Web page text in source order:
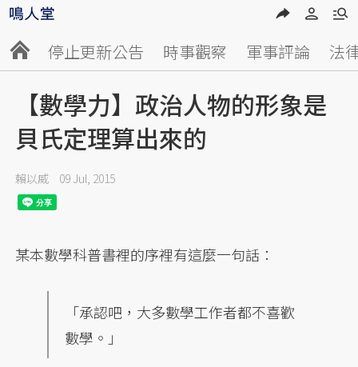
停止更新公告 時事觀察 軍事評論 法
【數學力】政治人物的形象是
貝氏定理算出來的
賴以威 09 Jul, 2015
某本數學科普書裡的序裡有這麼一句話：
「承認吧，大多數學工作者都不喜歡
數學。」